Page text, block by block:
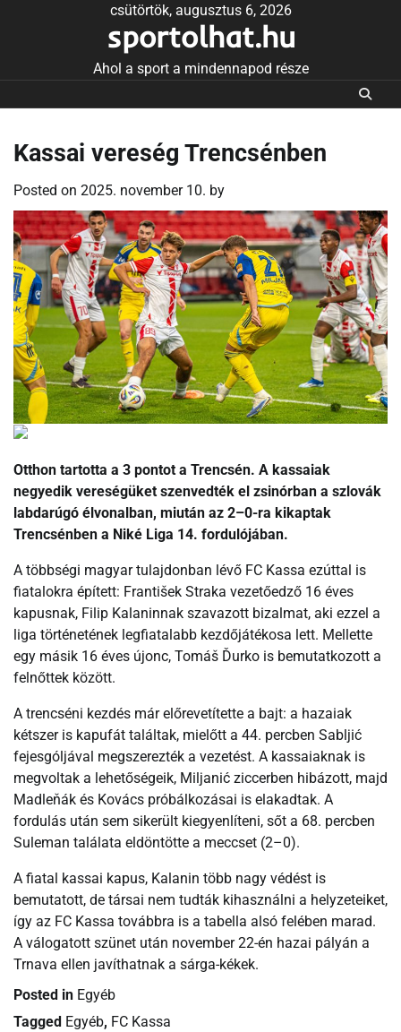
csütörtök, augusztus 6, 2026
sportolhat.hu
Ahol a sport a mindennapod része
Kassai vereség Trencsénben
Posted on 2025. november 10. by
Otthon tartotta a 3 pontot a Trencsén. A kassaiak
negyedik vereségüket szenvedték el zsinórban a szlovák
labdarúgó élvonalban, miután az 2–0-ra kikaptak
Trencsénben a Niké Liga 14. fordulójában.
A többségi magyar tulajdonban lévő FC Kassa ezúttal is
fiatalokra épített: František Straka vezetőedző 16 éves
kapusnak, Filip Kalaninnak szavazott bizalmat, aki ezzel a
liga történetének legfiatalabb kezdőjátékosa lett. Mellette
egy másik 16 éves újonc, Tomáš Ďurko is bemutatkozott a
felnőttek között.
A trencséni kezdés már előrevetítette a bajt: a hazaiak
kétszer is kapufát találtak, mielőtt a 44. percben Sabljić
fejesgóljával megszerezték a vezetést. A kassaiaknak is
megvoltak a lehetőségeik, Miljanić ziccerben hibázott, majd
Madleňák és Kovács próbálkozásai is elakadtak. A
fordulás után sem sikerült kiegyenlíteni, sőt a 68. percben
Suleman találata eldöntötte a meccset (2–0).
A fiatal kassai kapus, Kalanin több nagy védést is
bemutatott, de társai nem tudták kihasználni a helyzeteiket,
így az FC Kassa továbbra is a tabella alsó felében marad.
A válogatott szünet után november 22-én hazai pályán a
Trnava ellen javíthatnak a sárga-kékek.
Posted in Egyéb
Tagged Egyéb, FC Kassa